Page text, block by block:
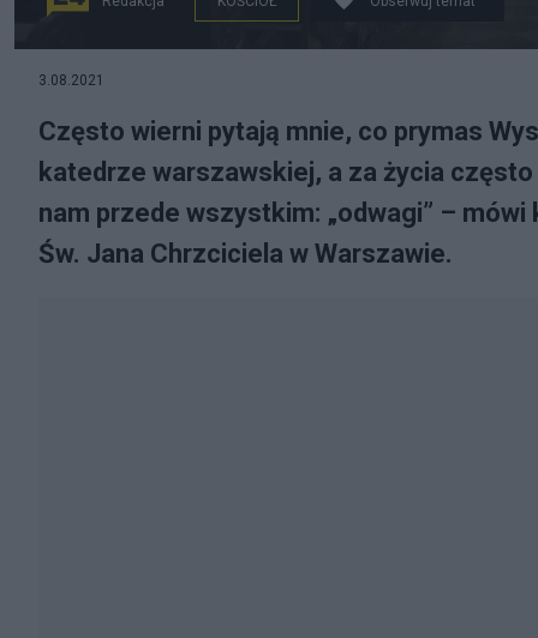
3.08.2021
Często wierni pytają mnie, co prymas
katedrze warszawskiej, a za życia
nam przede wszystkim: „odwagi” –
Św. Jana Chrzciciela w Warszawie.